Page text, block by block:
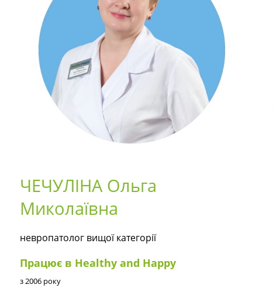
ЧЕЧУЛІНА Ольга
Миколаївна
невропатолог вищої категорії
Працює в Healthy and Happy
з 2006 року